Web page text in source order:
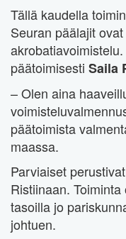
Tällä kaudella
Seuran päälajit
päätoimisesti Saila
– Olen aina
päätoimista
maassa.
Parviaiset
Ristiinaan.
tasoilla jo
johtuen.